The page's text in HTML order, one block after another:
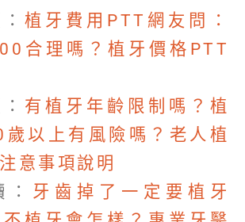
：植牙費用PTT網友問：
合理嗎？植牙價格PTT
有植牙年齡限制嗎？植
歲以上有風險嗎？老人植
意事項說明
牙齒掉了一定要植牙